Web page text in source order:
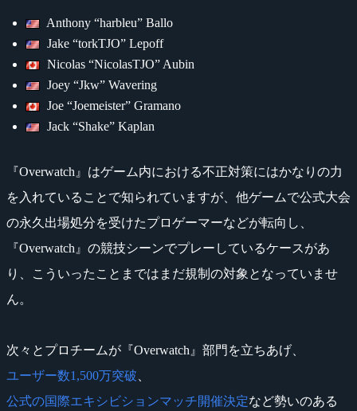
Anthony “harbleu” Ballo
Jake “torkTJO” Lepoff
Nicolas “NicolasTJO” Aubin
Joey “Jkw” Wavering
Joe “Joemeister” Gramano
Jack “Shake” Kaplan
『Overwatch』はゲーム内における不正対策にはかなりの力
を入れていることで知られていますが、他ゲームで公式大会
の永久出場処分を受けたプロゲーマーなどが転向し、
『Overwatch』の競技シーンでプレーしているケースがあ
り、こういったことまではまだ規制の対象となっていませ
ん。
次々とプロチームが『Overwatch』部門を立ちあげ、
ユーザー数1,500万突破
公式の国際エキシビションマッチ開催決定など勢いのある